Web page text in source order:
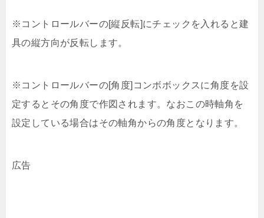
※コントロールバーの[縦反転]にチェックを入れると建
具の縦方向が反転します。
※コントロールバーの[角度]コンボボックスに角度を設
定するとその角度で作図されます。なおこの時軸角を
設定している場合はその軸角からの角度となります。
広告